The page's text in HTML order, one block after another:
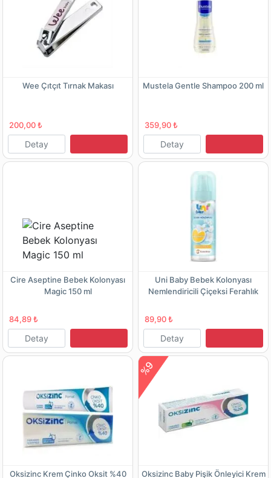
Wee Çıtçıt Tırnak Makası
200,00 ₺
Detay
Mustela Gentle Shampoo 200 ml
359,90 ₺
Detay
Cire Aseptine Bebek Kolonyası
Magic 150 ml
84,89 ₺
Detay
Uni Baby Bebek Kolonyası
Nemlendiricili Çiçeksi Ferahlık
89,90 ₺
Detay
Oksizinc Krem Çinko Oksit %40
%9
Oksizinc Baby Pişik Önleyici Krem